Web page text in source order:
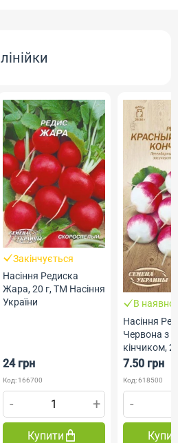
Закінчується
Насіння Редиска
Жара, 20 г, ТМ Насіння
України
24 грн
Код: 166700
- +
Купити
В
Насіння
Червона з
кінчиком, 2
Насіння
7.50 грн
Код: 618500
-